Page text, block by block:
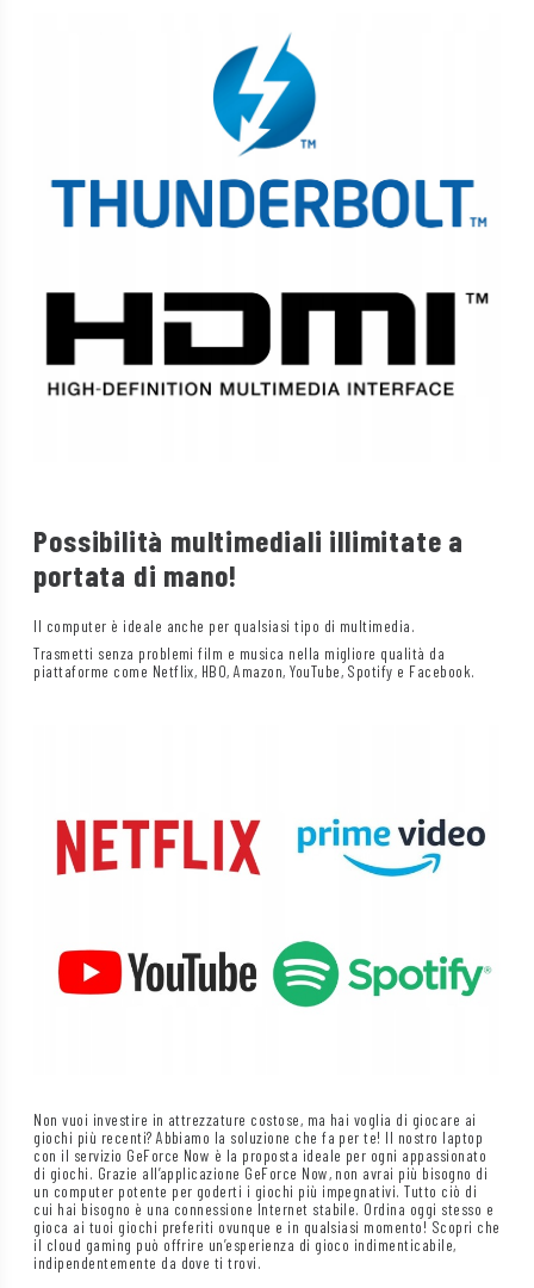
Possibilità multimediali illimitate a
portata di mano!
Il computer è ideale anche per qualsiasi tipo di multimedia.
Trasmetti senza problemi film e musica nella migliore qualità da
piattaforme come Netflix, HBO, Amazon, YouTube, Spotify e Facebook.
Non vuoi investire in attrezzature costose, ma hai voglia di giocare ai
giochi più recenti? Abbiamo la soluzione che fa per te! Il nostro laptop
con il servizio GeForce Now è la proposta ideale per ogni appassionato
di giochi. Grazie all’applicazione GeForce Now, non avrai più bisogno di
un computer potente per goderti i giochi più impegnativi. Tutto ciò di
cui hai bisogno è una connessione Internet stabile. Ordina oggi stesso e
gioca ai tuoi giochi preferiti ovunque e in qualsiasi momento! Scopri che
il cloud gaming può offrire un’esperienza di gioco indimenticabile,
indipendentemente da dove ti trovi.